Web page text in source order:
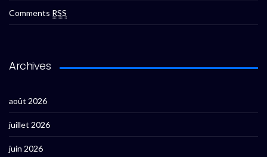
Comments RSS
Archives
août 2026
juillet 2026
juin 2026